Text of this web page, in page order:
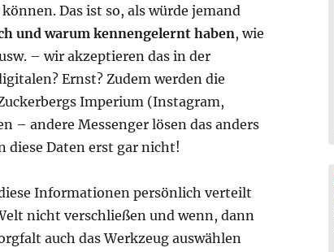
Das ist so, als würde jemand
und warum kennengelernt haben, wie
– wir akzeptieren das in der
Ernst? Zudem werden die
Imperium (Instagram,
– andere Messenger lösen das anders
diese Daten erst gar nicht!
Informationen persönlich verteilt
nicht verschließen und wenn, dann
auch das Werkzeug auswählen